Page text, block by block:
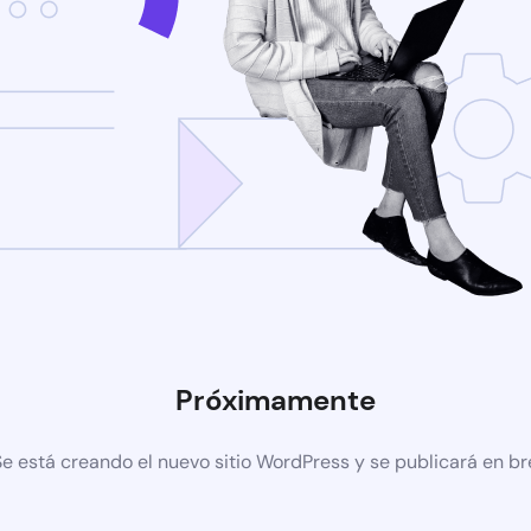
Próximamente
está creando el nuevo sitio WordPress y se publicará en